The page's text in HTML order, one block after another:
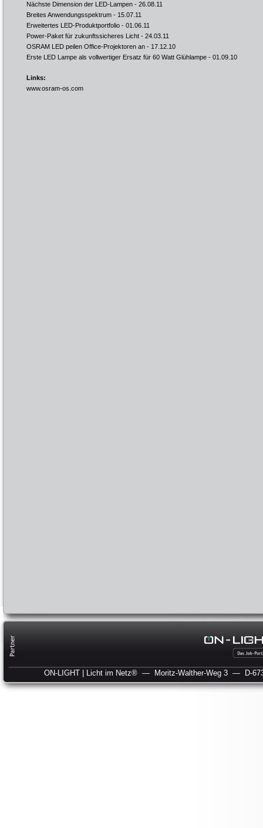
Nächste Dimension der LED-Lampen - 26.08.11
Breites Anwendungsspektrum - 15.07.11
Erweitertes LED-Produktportfolio - 01.06.11
Power-Paket für zukunftssicheres Licht - 24.03.11
OSRAM LED peilen Office-Projektoren an - 17.12.10
Erste LED Lampe als vollwertiger Ersatz für 60 Watt Glühlampe - 01.09.10
Links:
www.osram-os.com
ON-LIGHT | Licht im Netz® — Moritz-Walther-Weg 3 — D-